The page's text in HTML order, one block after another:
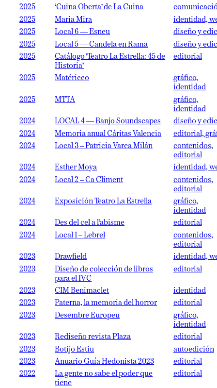
2025
‘Cuina Oberta’ de La Cuina
2025
Maria Mira
identidad,
2025
Local 6 — Esneu
diseño y
2025
Local 5 — Candela en Rama
diseño y
2025
Catálogo ‘Teatro La Estrella: 45 de
Historia’
editorial
2025 Matéricco
gráfico,
identidad
2025
MTTA
gráfico,
identidad
2024
LOCAL 4 — Banjo Soundscapes
diseño y
2024
Memoria anual Cáritas Valencia
editorial,
2024
Local 3 – Patricia Varea Milán
contenidos,
editorial
2024
Esther Moya
identidad,
2024
Local 2 – Ca Climent
contenidos,
editorial
2024
Exposición Teatro La Estrella
gráfico,
identidad
2024
Des del cel a l’abisme
editorial
2024
Local 1 – Lebrel
contenidos,
editorial
2023
Drawfield
identidad,
2023
Diseño de colección de libros
para el IVC
editorial
2023 CIM Benimaclet
identidad
2023
Paterna, la memoria del horror
editorial
2023
Desembre Europeu
gráfico,
identidad
2023
Rediseño revista Plaza
editorial
2023
Botijo Estiu
autoedición
2023
Anuario Guía Hedonista 2023
editorial
2022
La gente no sabe el poder que
tiene
editorial